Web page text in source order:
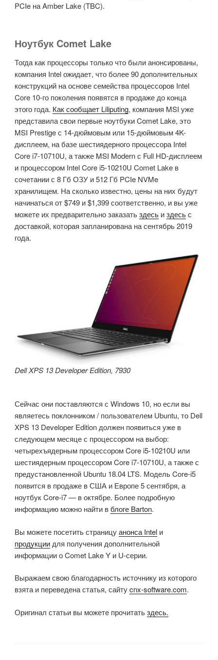
PCIe на Amber Lake (TBC).
Ноутбук Comet Lake
Тогда как процессоры только что были анонсированы,
компания Intel ожидает, что более 90 дополнительных
конструкций на основе семейства процессоров Intel
Core 10-го поколения появятся в продаже до конца
этого года. Как сообщает Liliputing, компания MSI уже
представила свои первые ноутбуки Comet Lake, это
MSI Prestige с 14-дюймовым или 15-дюймовым 4K-
дисплеем, на базе шестиядерного процессора Intel
Core i7-10710U, а также MSI Modern с Full HD-дисплеем
и процессором Intel Core i5-10210U Comet Lake в
сочетании с 8 Гб ОЗУ и 512 Гб PCIe NVMe
хранилищем. На сколько известно, цены на них будут
начинаться от $749 и $1,399 соответственно, и вы уже
можете их предварительно заказатьздесь издесьс
доставкой, которая запланирована на сентябрь 2019
года.
Dell XPS 13 Developer Edition, 7930
Сейчас они поставляются с Windows 10, но если вы
являетесь поклонником / пользователем Ubuntu, то Dell
XPS 13 Developer Edition должен появиться уже в
следующем месяце с процессором на выбор:
четырехъядерным процессором Core i5-10210U или
шестиядерным процессором Core i7-10710U, а также с
предустановленной Ubuntu 18.04 LTS. Модель Core-i5
появится в продаже в США и Европе 5 сентября, а
ноутбук Core-i7 — в октябре. Более подробную
информацию можно найти вблоге Barton.
Вы можете посетить страницуанонса Intel и
продукции для получения дополнительной
информации о Comet Lake Y и U-серии.
Выражаем свою благодарность источнику из которого
взята и переведена статья, сайтуcnx-software.com.
Оригинал статьи вы можете прочитатьздесь.